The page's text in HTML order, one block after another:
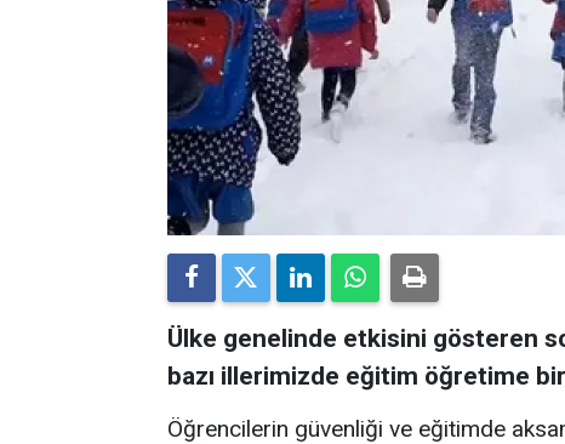
Ülke genelinde etkisini gösteren
bazı illerimizde eğitim öğretime
Öğrencilerin güvenliği ve eğitimde